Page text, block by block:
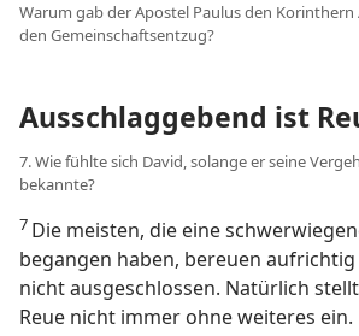
Warum gab der Apostel Paulus den
den Gemeinschaftsentzug?
Ausschlaggebend ist
7. Wie fühlte sich David, solange er seine
bekannte?
7 Die meisten, die eine
begangen haben, bereuen
nicht ausgeschlossen. Natürlich
Reue nicht immer ohne weiteres